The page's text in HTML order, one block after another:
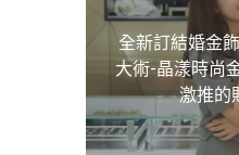
全新訂結婚金
大術-晶漾時尚
激推的